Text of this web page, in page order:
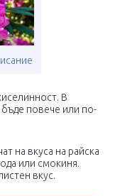
В
повече или по-
на вкуса на райска
или смокиня.
вкус.